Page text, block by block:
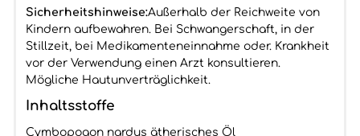
Sicherheitshinweise:Außerhalb der Reichweite von
Kindern aufbewahren. Bei Schwangerschaft, in der
Stillzeit, bei Medikamenteneinnahme oder. Krankheit
vor der Verwendung einen Arzt konsultieren.
Mögliche Hautunverträglichkeit.
Inhaltsstoffe
Cymbopogon nardus ätherisches Öl